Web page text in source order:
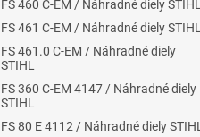
FS 460 C-EM / Náhradné diely STIHL
FS 461 C-EM / Náhradné diely STIHL
FS 461.0 C-EM / Náhradné diely
STIHL
FS 360 C-EM 4147 / Náhradné diely
STIHL
FS 80 E 4112 / Náhradné diely STIHL